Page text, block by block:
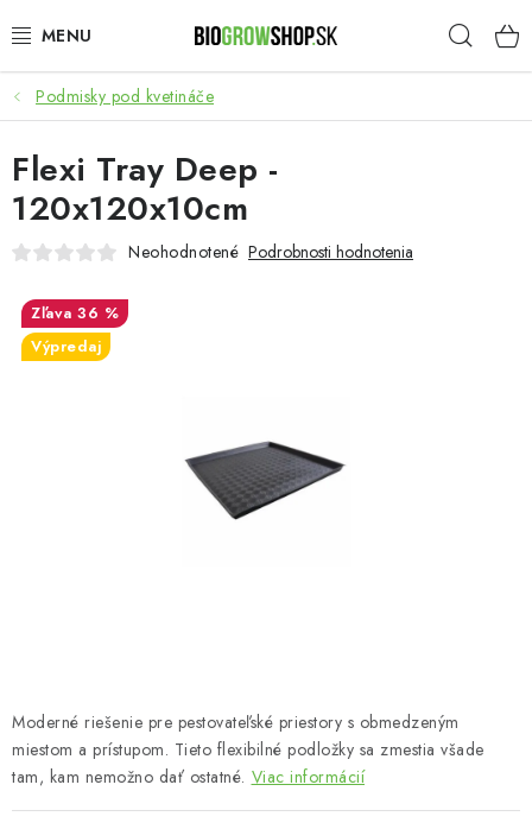
na
PESTOVANIE
HEADSHOP
SEMENÁ
TOTÁLNY VÝPREDAJ
Platba a dodanie
Podmienky ochrany osobných údajov
Podmisky pod kvetináče
Moderné riešenie pre pestovateľské priestory s obmedzeným
miestom a prístupom. Tieto flexibilné podložky sa zmestia všade
tam, kam nemožno dať ostatné. Viac informácií
Flexi Tray Deep -
120x120x10cm
Neohodnotené Podrobnosti hodnotenia
36 %
Výpredaj